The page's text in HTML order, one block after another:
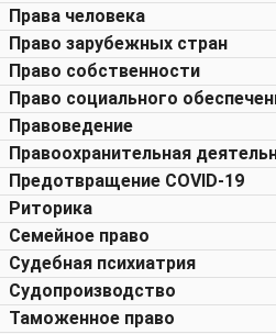
Права человека
Право зарубежных стран
Право собственности
Право социального
Правоведение
Правоохранительная
Предотвращение COVID-19
Риторика
Семейное право
Судебная психиатрия
Судопроизводство
Таможенное право